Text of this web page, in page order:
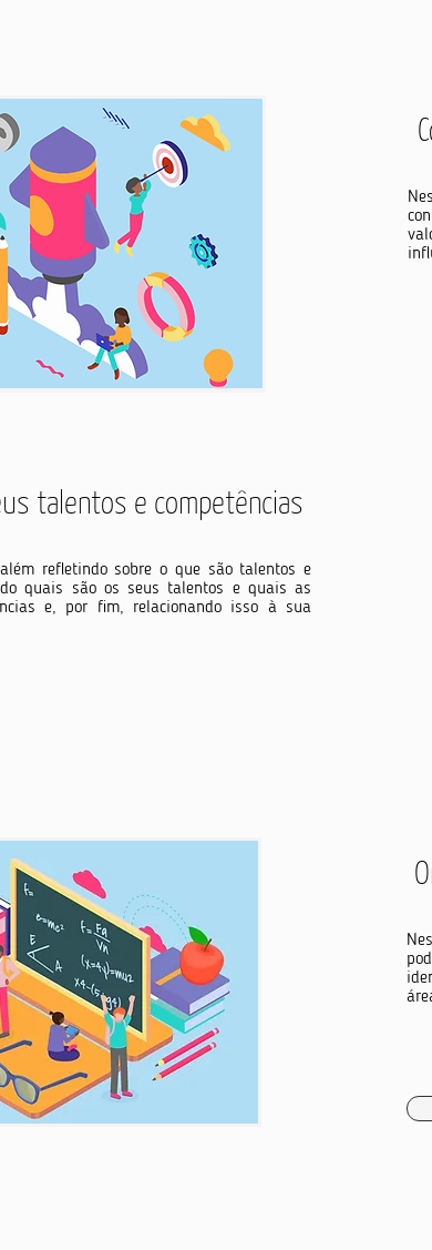
talentos e competências
refletindo sobre o que são talentos e
quais são os seus talentos e quais as
e, por fim, relacionando isso à sua